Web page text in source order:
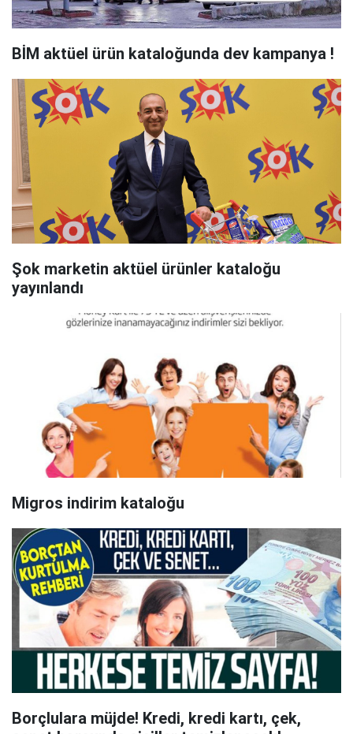
BİM aktüel ürün kataloğunda dev kampanya !
Şok marketin aktüel ürünler kataloğu
yayınlandı
Migros indirim kataloğu
Borçlulara müjde! Kredi, kredi kartı, çek,